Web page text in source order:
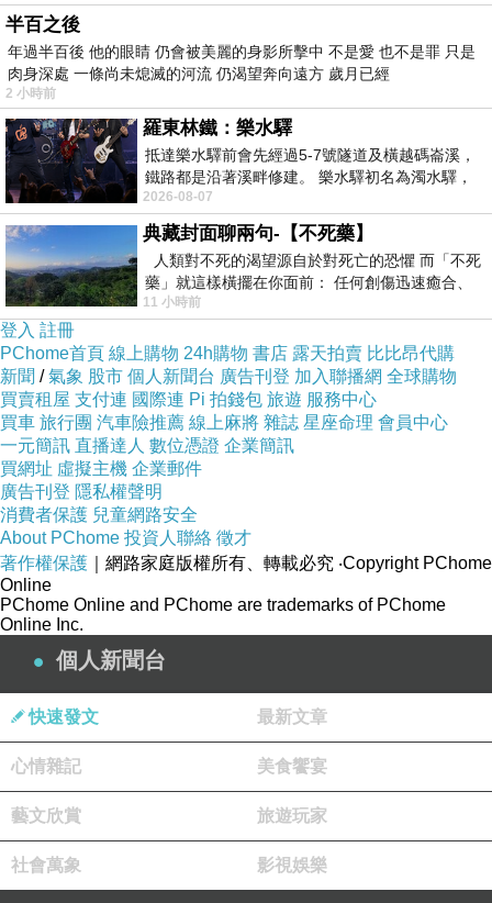
盒(10+1顆-盒)的評價真的不錯想想哪裡買最便
宜.心得文.試用文.分享文行李箱/旅遊用品分享推
薦.好用.推薦.評價.熱銷.開箱文.優缺點比較
最後選擇在這購買【幸福可可巧克力】心愛情人
藏心禮盒x1盒(10+1顆-盒) 的原因,是因為比較有
保障,也不會遇到詐騙集團,所以才選擇在這購入
更多資料、資訊參考分享↓↓↓
商品網址:
半百之後
年過半百後 他的眼睛 仍會被美麗的身影所擊中 不是愛 也不是罪 只是
肉身深處 一條尚未熄滅的河流 仍渴望奔向遠方 歲月已經
2 小時前
羅東林鐵：樂水驛
抵達樂水驛前會先經過5-7號隧道及橫越碼崙溪，
鐵路都是沿著溪畔修建。 樂水驛初名為濁水驛，
但因與臺鐵集集線車站同名，於1953
2026-08-07
典藏封面聊兩句-【不死藥】
人類對不死的渴望源自於對死亡的恐懼 而「不死
藥」就這樣橫擺在你面前： 任何創傷迅速癒合、
停止衰老、痛覺消失…堪
11 小時前
登入 註冊
PChome首頁 線上購物 24h購物 書店 露天拍賣 比比昂代購
新聞 /氣象 股市 個人新聞台 廣告刊登 加入聯播網 全球購物
買賣租屋 支付連 國際連 Pi 拍錢包 旅遊 服務中心
買車 旅行團 汽車險推薦 線上麻將 雜誌 星座命理 會員中心
一元簡訊 直播達人 數位憑證 企業簡訊
買網址 虛擬主機 企業郵件
廣告刊登 隱私權聲明
消費者保護 兒童網路安全
About PChome 投資人聯絡 徵才
著作權保護 ｜網路家庭版權所有、轉載必究 ‧Copyright PChome
Online
PChome Online and PChome are trademarks of PChome
Online Inc.
個人新聞台
快速發文 最新文章
心情雜記 美食饗宴
藝文欣賞 旅遊玩家
社會萬象 影視娛樂